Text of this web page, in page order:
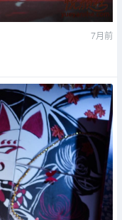
7月前